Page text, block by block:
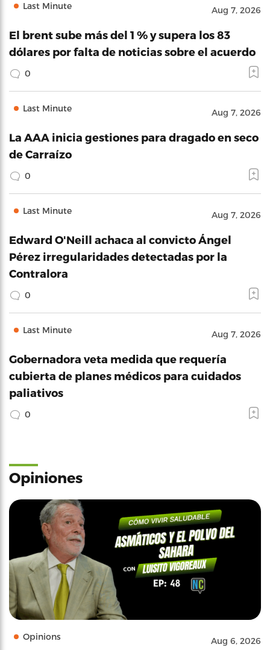
Last Minute Aug 7, 2026
El brent sube más del 1 % y supera los 83
dólares por falta de noticias sobre el acuerdo
0
Last Minute Aug 7, 2026
La AAA inicia gestiones para dragado en seco
de Carraízo
0
Last Minute Aug 7, 2026
Edward O'Neill achaca al convicto Ángel
Pérez irregularidades detectadas por la
Contralora
0
Last Minute Aug 7, 2026
Gobernadora veta medida que requería
cubierta de planes médicos para cuidados
paliativos
0
Opiniones
Opinions Aug 6, 2026